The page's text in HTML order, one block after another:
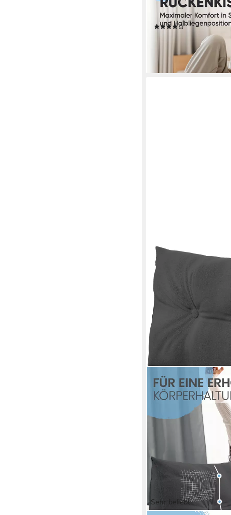
waschbarem Bezug,
cm lang
(77)
ab 37,99 €
lieferbar - in 4-5
Sehr beliebt